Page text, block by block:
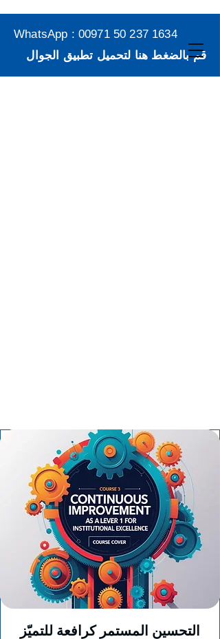
WhatsApp : 00971 50 237 1634
قم بالضغط هنا لتحميل تطبيق الجوال
التحسين المستمر كرافعة للتميّز